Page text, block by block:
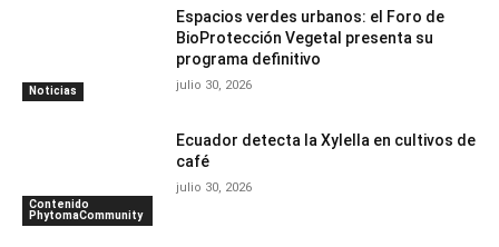
Noticias
Espacios verdes urbanos: el Foro de
BioProtección Vegetal presenta su
programa definitivo
julio 30, 2026
Contenido
PhytomaCommunity
Ecuador detecta la Xylella en cultivos de
café
julio 30, 2026